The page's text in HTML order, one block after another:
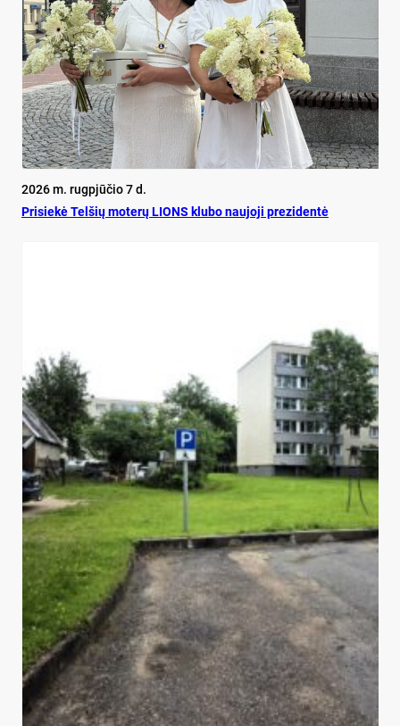
2026 m. rugpjūčio 7 d.
Pri­siekė Tel­šių mo­terų LIONS klu­bo nau­jo­ji pre­zi­dentė